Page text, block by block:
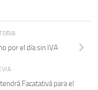
por el día sin IVA
Facatativá para el